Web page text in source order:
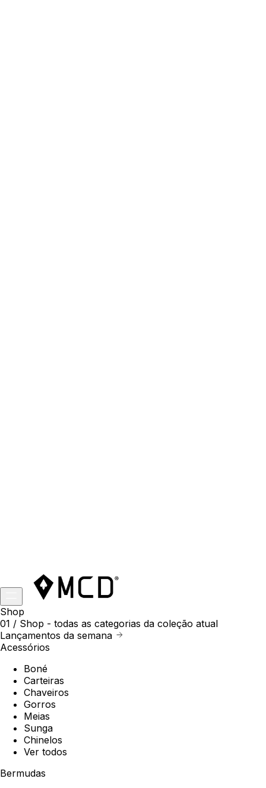
Shop
01 / Shop - todas as categorias da coleção atual
Lançamentos da semana
Acessórios
Boné
Carteiras
Chaveiros
Gorros
Meias
Sunga
Chinelos
Ver todos
Bermudas